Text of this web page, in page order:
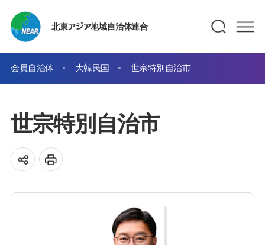
北東アジア地域自治体連合
会員自治体 大韓民国 世宗特別自治市
世宗特別自治市